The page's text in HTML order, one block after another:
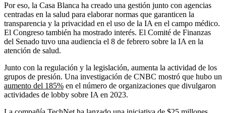
Por eso, la Casa Blanca ha creado una gestión junto con agencias
centradas en la salud para elaborar normas que garanticen la
transparencia y la privacidad en el uso de la IA en el campo médico.
El Congreso también ha mostrado interés. El Comité de Finanzas
del Senado tuvo una audiencia el 8 de febrero sobre la IA en la
atención de salud.
Junto con la regulación y la legislación, aumenta la actividad de los
grupos de presión. Una investigación de CNBC mostró que hubo un
aumento del 185% en el número de organizaciones que divulgaron
actividades de lobby sobre IA en 2023.